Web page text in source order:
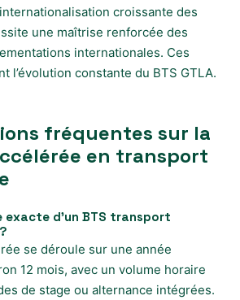
croissante des
une maîtrise renforcée des
internationales. Ces
l’évolution constante du BTS GTLA.
fréquentes sur la
en transport
exacte d’un BTS transport
se déroule sur une année
12 mois, avec un volume horaire
de stage ou alternance intégrées.